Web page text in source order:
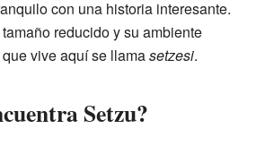
con una historia interesante.
reducido y su ambiente
vive aquí se llamasetzesi.
Setzu?